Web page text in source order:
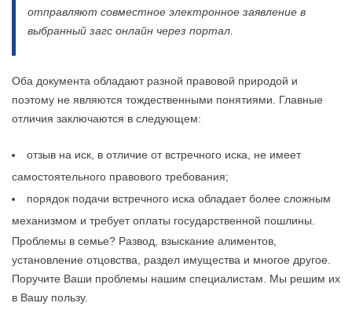
отправляют совместное электронное заявление в
выбранный загс онлайн через портал.
Оба документа обладают разной правовой природой и
поэтому не являются тождественными понятиями. Главные
отличия заключаются в следующем:
отзыв на иск, в отличие от встречного иска, не имеет
самостоятельного правового требования;
порядок подачи встречного иска обладает более сложным
механизмом и требует оплаты государственной пошлины.
Проблемы в семье? Развод, взыскание алиментов,
установление отцовства, раздел имущества и многое другое.
Поручите Ваши проблемы нашим специалистам. Мы решим их
в Вашу пользу.